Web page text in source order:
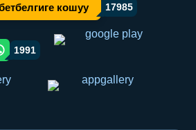
кошуу 17985
orqali ulashishorqali ulashish
1991